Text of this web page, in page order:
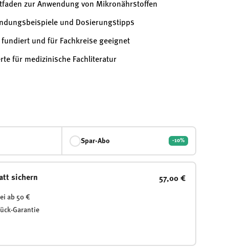
zur Anwendung von Mikronährstoffen
und Dosierungstipps
und für Fachkreise geeignet
für medizinische Fachliteratur
Spar-Abo -10%
sichern 57,00 €
ab 50 €
Garantie